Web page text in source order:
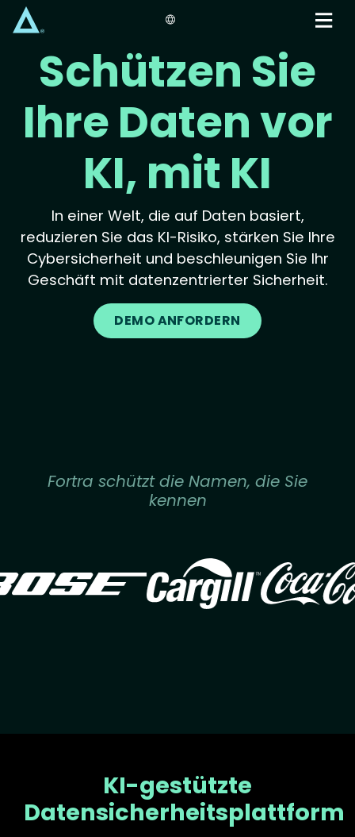
content
Schützen Sie
Ihre Daten vor
KI, mit KI
In einer Welt, die auf Daten basiert,
reduzieren Sie das KI-Risiko, stärken Sie Ihre
Cybersicherheit und beschleunigen Sie Ihr
Geschäft mit datenzentrierter Sicherheit.
DEMO ANFORDERN
Fortra schützt die Namen, die Sie
kennen
Image
KI-gestützte
Datensicherheitsplattform